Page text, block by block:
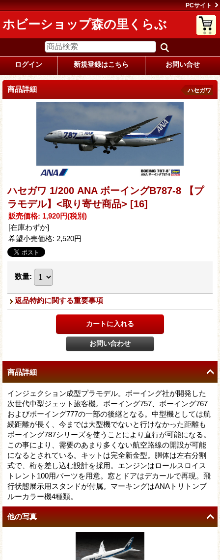
PCサイト
ホビーショップ森の里くらぶ
ログイン 新規登録はこちら お問い合せ
商品詳細 ハセガワ
ハセガワ 1/200 ANA ボーイングB787-8 【プ
ラモデル】<取り寄せ商品> [16]
販売価格: 1,920円(税別)
[在庫わずか]
希望小売価格: 2,520円
数量:
返品特約に関する重要事項
商品詳細
インジェクション成型プラモデル。ボーイング社が開発した
次世代中型ジェット旅客機。ボーイング757、ボーイング767
およびボーイング777の一部の後継となる。中型機としては航
続距離が長く、今までは大型機でないと行けなかった距離も
ボーイング787シリーズを使うことにより直行が可能になる。
この事により、需要のあまり多くない航空路線の開設が可能
になるとされている。キットは完全新金型。胴体は左右分割
式で、桁を差し込む設計を採用。エンジンはロールスロイス
トレント100用パーツを用意。窓とドアはデカールで再現。飛
行状態展示用スタンドが付属。マーキングはANAトリトンブ
ルーカラー機4種類。
他の写真